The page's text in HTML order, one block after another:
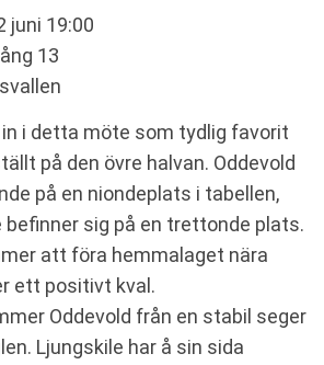
juni 19:00
13
i detta möte som tydlig favorit
på den övre halvan. Oddevold
på en niondeplats i tabellen,
befinner sig på en trettonde plats.
att föra hemmalaget nära
ett positivt kval.
Oddevold från en stabil seger
Ljungskile har å sin sida